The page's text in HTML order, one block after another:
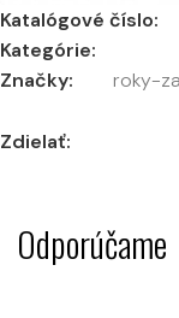
Katalógové číslo:
Kategórie:
Značky:
roky-
Zdielať:
Odporúčame